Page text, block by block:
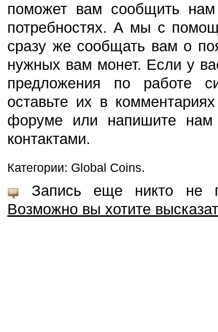
поможет вам сообщить
потребностях. А мы с
сразу же сообщать вам о
нужных вам монет. Если у
предложения по работе
оставьте их в
форуме или напишите нам
контактами.
Категории: Global Coins.
Запись еще никто не
Возможно вы хотите